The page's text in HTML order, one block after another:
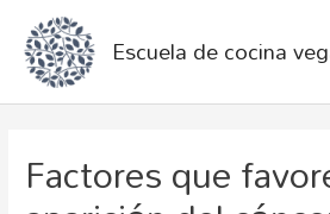
Escuela de cocina
Factores que